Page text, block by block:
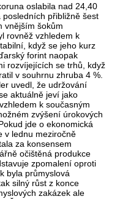
oslabila nad 24,40
přibližně šest
vnějším šokům
rovněž vzhledem k
když se jeho kurz
forint naopak
rozvíjejících se trhů, když
v souhrnu zhruba 4 %.
uvedl, že udržování
aktuálně jeví jako
k současným
zvýšení úrokových
jde o ekonomická
v lednu meziročně
za konsensem
očištěná produkce
zpomalení oproti
byla průmyslová
silný růst z konce
zakázek ale